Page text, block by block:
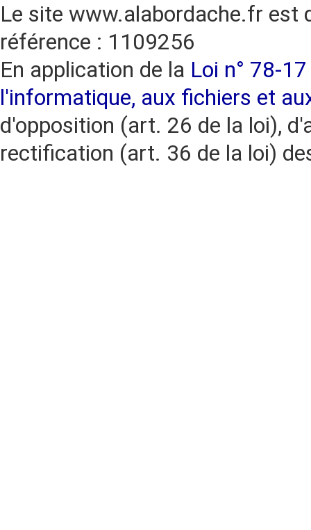
Le site www.alabordache.fr est
référence : 1109256
En application de la Loi n° 78-
l'informatique, aux fichiers et
d'opposition (art. 26 de la loi),
rectification (art. 36 de la loi)